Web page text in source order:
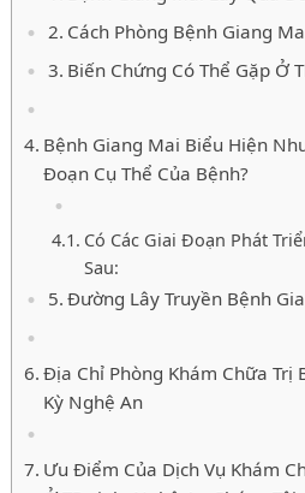
Cách Phòng Bệnh Giang
Biến Chứng Có Thể Gặp Ở
Bệnh Giang Mai Biểu Hiện
Đoạn Cụ Thể Của Bệnh?
Có Các Giai Đoạn Phát
Sau:
Đường Lây Truyền Bệnh
Địa Chỉ Phòng Khám Chữa Trị
Kỳ Nghệ An
Ưu Điểm Của Dịch Vụ Khám